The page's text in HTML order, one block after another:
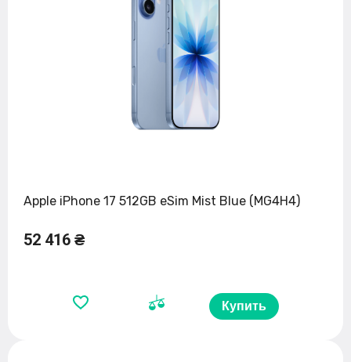
Apple iPhone 17 512GB eSim Mist Blue (MG4H4)
52 416 ₴
Купить